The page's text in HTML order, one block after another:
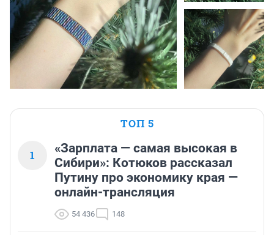
ТОП 5
1
«Зарплата — самая высокая в
Сибири»: Котюков рассказал
Путину про экономику края —
онлайн-трансляция
54 436 148